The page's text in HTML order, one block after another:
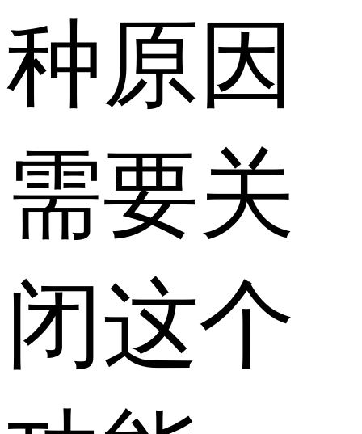
种原因
需要关
闭这个